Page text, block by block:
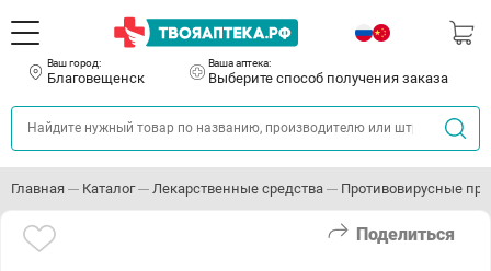
Ваш город:
Благовещенск
Ваша аптека:
Выберите способ получения заказа
Главная Каталог Лекарственные средства Противовирусные
Поделиться